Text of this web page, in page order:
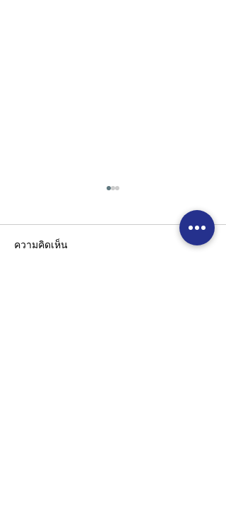
ความคิดเห็น